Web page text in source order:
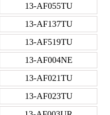
13-AF055TU
13-AF137TU
13-AF519TU
13-AF004NE
13-AF021TU
13-AF023TU